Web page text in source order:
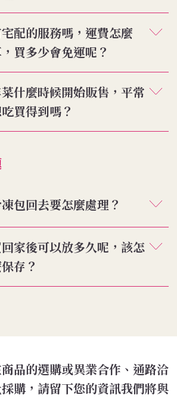
配的服務嗎，運費怎麼
買多少會免運呢？
什麼時候開始販售，平常
買得到嗎？
包回去要怎麼處理？
家後可以放多久呢，該怎
存？
品的選購或異業合作、通路洽
購，請留下您的資訊我們將與